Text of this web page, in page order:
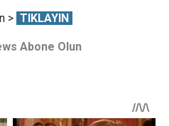
> TIKLAYIN
Abone Olun